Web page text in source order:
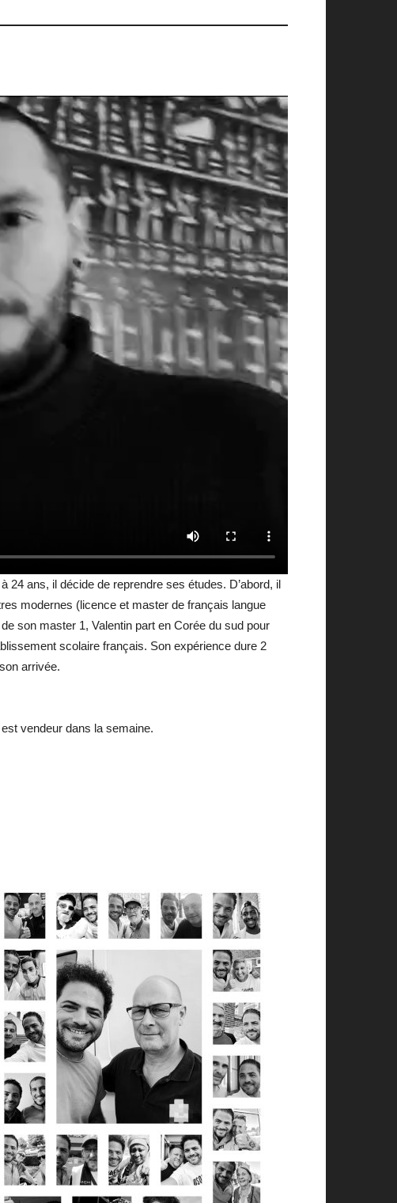
24 ans, il décide de reprendre ses études. D’abord, il
modernes (licence et master de français langue
son master 1, Valentin part en Corée du sud pour
scolaire français. Son expérience dure 2
arrivée.
vendeur dans la semaine.